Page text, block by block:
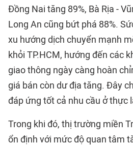
Đồng Nai tăng 89%, Bà Rịa -
Long An cũng bứt phá 88%.
xu hướng dịch chuyển mạnh
khỏi TP.HCM, hướng đến các
giao thông ngày càng hoàn
giá bán còn dư địa tăng. Đây
đáp ứng tốt cả nhu cầu ở thực
Trong khi đó, thị trường miền
ổn định với mức độ quan tâm